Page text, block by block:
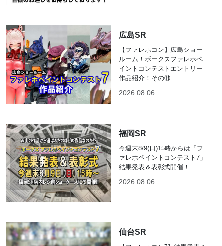
広島SR
【ファレホコン】広島ショー
ルーム！ボークスファレホペ
イントコンテストエントリー
作品紹介！その⑬
2026.08.06
福岡SR
今週末8/9(日)15時からは「フ
ァレホペイントコンテスト7」
結果発表＆表彰式開催！
2026.08.06
仙台SR